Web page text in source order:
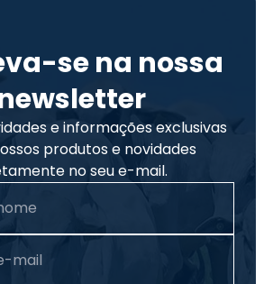
se na nossa
e informações exclusivas
produtos e novidades
no seu e-mail.